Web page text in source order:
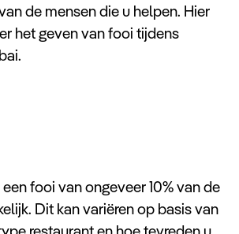
de mensen die u helpen. Hier
het geven van fooi tijdens
fooi van ongeveer 10% van de
Dit kan variëren op basis van